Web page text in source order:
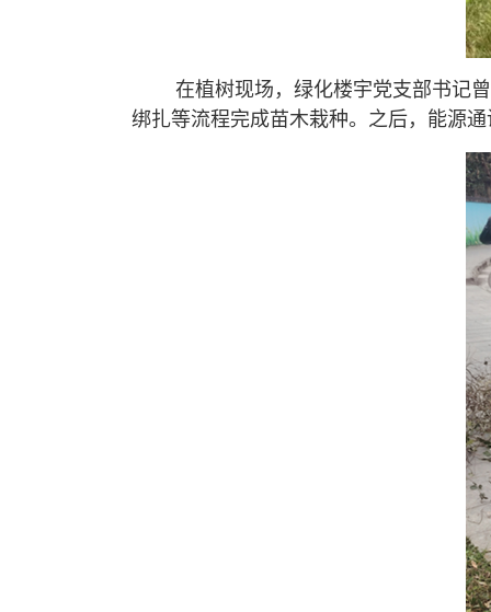
在植树现场，绿化楼宇党支部书记曾
绑扎等流程完成苗木栽种。之后，能源